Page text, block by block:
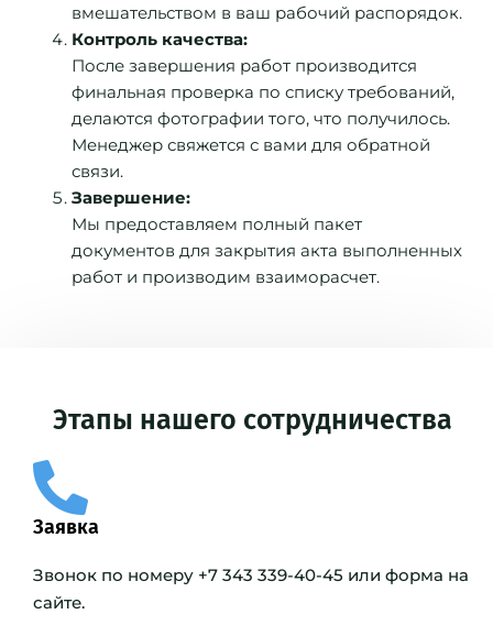
вмешательством в ваш рабочий распорядок.
Контроль качества:
После завершения работ производится
финальная проверка по списку требований,
делаются фотографии того, что получилось.
Менеджер свяжется с вами для обратной
связи.
Завершение:
Мы предоставляем полный пакет
документов для закрытия акта выполненных
работ и производим взаиморасчет.
Этапы нашего сотрудничества
Заявка
Звонок по номеру +7 343 339-40-45 или форма на
сайте.